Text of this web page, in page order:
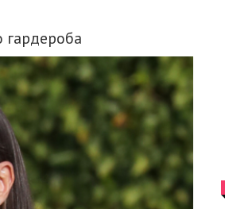
гардероба